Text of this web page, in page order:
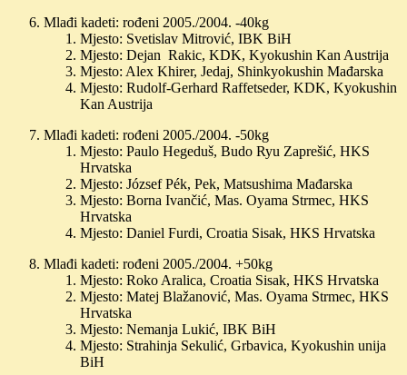
Mlađi kadeti: rođeni 2005./2004. -40kg
Mjesto: Svetislav Mitrović, IBK BiH
Mjesto: Dejan Rakic, KDK, Kyokushin Kan Austrija
Mjesto: Alex Khirer, Jedaj, Shinkyokushin Mađarska
Mjesto: Rudolf-Gerhard Raffetseder, KDK, Kyokushin
Kan Austrija
Mlađi kadeti: rođeni 2005./2004. -50kg
Mjesto: Paulo Hegeduš, Budo Ryu Zaprešić, HKS
Hrvatska
Mjesto: József Pék, Pek, Matsushima Mađarska
Mjesto: Borna Ivančić, Mas. Oyama Strmec, HKS
Hrvatska
Mjesto: Daniel Furdi, Croatia Sisak, HKS Hrvatska
Mlađi kadeti: rođeni 2005./2004. +50kg
Mjesto: Roko Aralica, Croatia Sisak, HKS Hrvatska
Mjesto: Matej Blažanović, Mas. Oyama Strmec, HKS
Hrvatska
Mjesto: Nemanja Lukić, IBK BiH
Mjesto: Strahinja Sekulić, Grbavica, Kyokushin unija
BiH